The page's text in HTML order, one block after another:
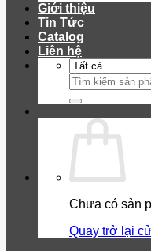
Giới thiệu
Tin Tức
Catalog
Liên hệ
Tìm
kiếm:
Chưa có sản
Quay trở lại